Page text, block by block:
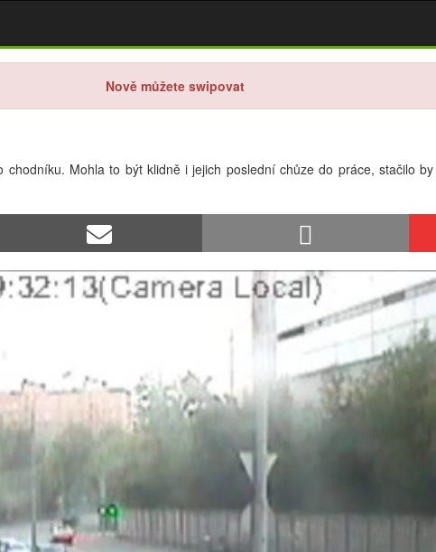
Nově můžete swipovat
Mohla to být klidně i jejich poslední chůze do práce, stačilo